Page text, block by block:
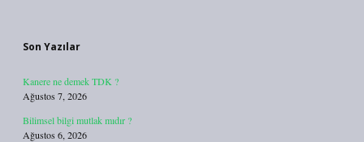
Son Yazılar
Kanere ne demek TDK ?
Ağustos 7, 2026
Bilimsel bilgi mutlak mıdır ?
Ağustos 6, 2026